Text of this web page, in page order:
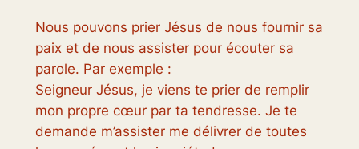
Nous pouvons prier Jésus de nous fournir sa
paix et de nous assister pour écouter sa
parole. Par exemple :
Seigneur Jésus, je viens te prier de remplir
mon propre cœur par ta tendresse. Je te
demande m’assister me délivrer de toutes